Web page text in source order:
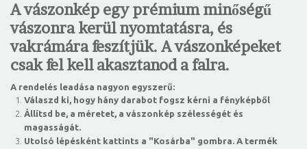
A vászonkép egy prémium minőségű
vászonra kerül nyomtatásra, és
vakrámára feszítjük. A vászonképeket
csak fel kell akasztanod a falra.
A rendelés leadása nagyon egyszerű:
Válaszd ki, hogy hány darabot fogsz kérni a fényképből
Állítsd be, a méretet, a vászonkép szélességét és
magasságát.
Utolsó lépésként kattints a "Kosárba" gombra. A termék